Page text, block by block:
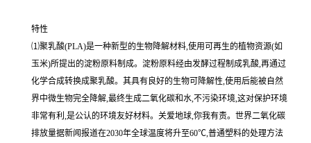
特性
⑴聚乳酸(PLA)是一种新型的生物降解材料,使用可再生的植物资源(如
玉米)所提出的淀粉原料制成。淀粉原料经由发酵过程制成乳酸,再通过
化学合成转换成聚乳酸。其具有良好的生物可降解性,使用后能被自然
界中微生物完全降解,最终生成二氧化碳和水,不污染环境,这对保护环境
非常有利,是公认的环境友好材料。关爱地球,你我有责。世界二氧化碳
排放量据新闻报道在2030年全球温度将升至60℃,普通塑料的处理方法